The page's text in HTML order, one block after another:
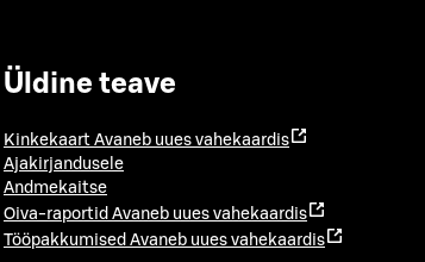
Üldine teave
Kinkekaart Avaneb uues vahekaardis
Ajakirjandusele
Andmekaitse
Oiva-raportid Avaneb uues vahekaardis
Tööpakkumised Avaneb uues vahekaardis